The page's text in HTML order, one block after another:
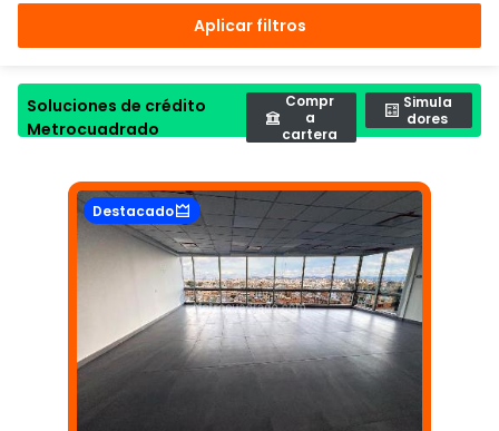
Aplicar filtros
Soluciones de crédito
Metrocuadrado
Compr
a
cartera
Simula
dores
Destacado